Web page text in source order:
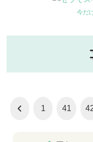
今だ
前 1 41